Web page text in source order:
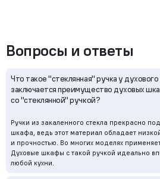
Вопросы и ответы
Что такое "стеклянная" ручка у
заключается преимущество духовых
со "стеклянной" ручкой?
Ручки из закаленного стекла прекрасно
шкафа, ведь этот материал обладает
и прочностью. Во многих моделях
Духовые шкафы с такой ручкой идеально
любой кухни.